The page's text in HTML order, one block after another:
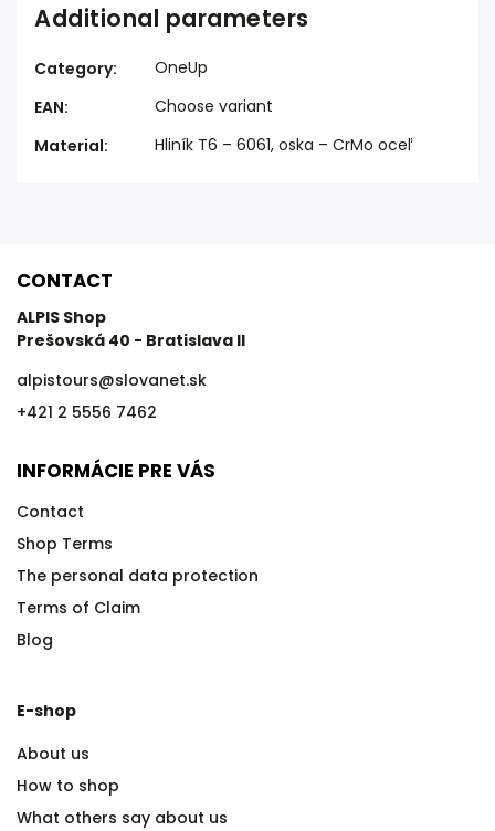
Additional parameters
Category:
OneUp
EAN:
Choose variant
Material: Hliník T6 – 6061, oska – CrMo oceľ
CONTACT
ALPIS Shop
Prešovská 40 - Bratislava II
alpistours@slovanet.sk
+421 2 5556 7462
INFORMÁCIE PRE VÁS
Contact
Shop Terms
The personal data protection
Terms of Claim
Blog
E-shop
About us
How to shop
What others say about us